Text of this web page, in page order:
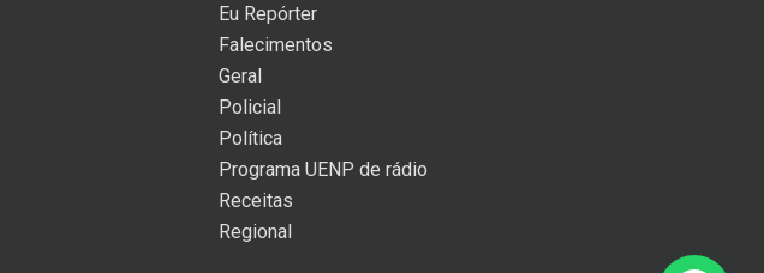
Eu Repórter
Falecimentos
Geral
Policial
Política
Programa UENP de rádio
Receitas
Regional